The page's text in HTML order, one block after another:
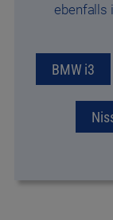
ebenfalls
BMW i3